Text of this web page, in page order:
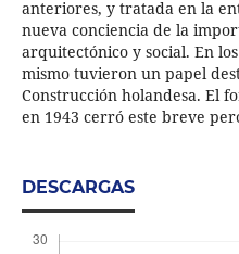
anteriores, y tratada en la
nueva conciencia de la
arquitectónico y social. En
mismo tuvieron un papel
Construcción holandesa. El
en 1943 cerró este breve
DESCARGAS